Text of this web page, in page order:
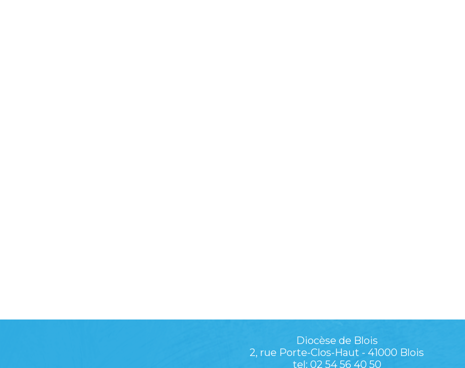
Diocèse de Blois
2, rue Porte-Clos-Haut - 41000 Blois
tel: 02 54 56 40 50